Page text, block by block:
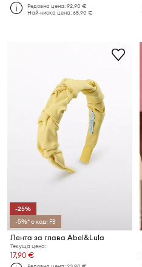
Редовна цена:92,90 €
Най-ниска цена:65,90 €
-25%
-5%* с код: FS
Лента за глава Abel&Lula
Текуща цена:
17,90 €